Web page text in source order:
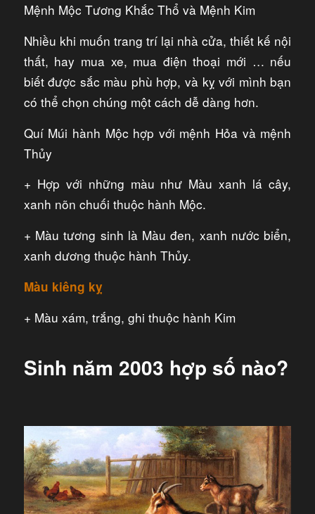
Mệnh Mộc Tương Khắc Thổ và Mệnh Kim
Nhiều khi muốn trang trí lại nhà cửa, thiết kế nội
thất, hay mua xe, mua điện thoại mới … nếu
biết được sắc màu phù hợp, và kỵ với mình bạn
có thể chọn chúng một cách dễ dàng hơn.
Quí Múi hành Mộc hợp với mệnh Hỏa và mệnh
Thủy
+ Hợp với những màu như Màu xanh lá cây,
xanh nõn chuối thuộc hành Mộc.
+ Màu tương sinh là Màu đen, xanh nước biển,
xanh dương thuộc hành Thủy.
Màu kiêng kỵ
+ Màu xám, trắng, ghi thuộc hành Kim
Sinh năm 2003 hợp số nào?